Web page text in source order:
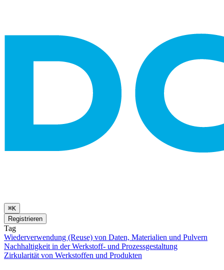
⌘K
Registrieren
Tag
Wiederverwendung (Reuse) von Daten, Materialien und Pulvern
Nachhaltigkeit in der Werkstoff- und Prozessgestaltung
Zirkularität von Werkstoffen und Produkten